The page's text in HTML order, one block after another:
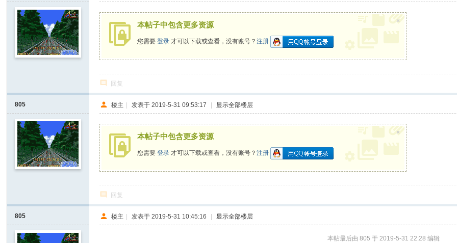
本帖子中包含更多资源
您需要登录 才可以下载或查看，没有账号？注册
×
回复
805 楼主 | 发表于 2019-5-31 09:53:17 | 显示全部楼层
本帖子中包含更多资源
您需要登录 才可以下载或查看，没有账号？注册
×
回复
805 楼主 | 发表于 2019-5-31 10:45:16 | 显示全部楼层
本帖最后由 805 于 2019-5-31 22:28 编辑